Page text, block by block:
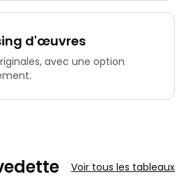
d'œuvres
avec une option
Voir tous les tableaux